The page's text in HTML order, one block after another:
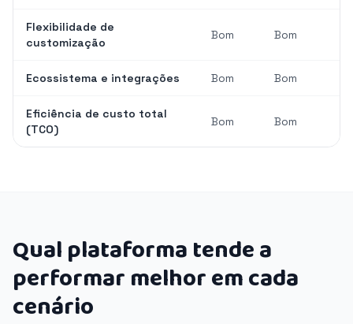
Flexibilidade de
customização
Bom Bom
Ecossistema e integrações Bom Bom
Eficiência de custo total
(TCO)
Bom Bom
Qual plataforma tende a
performar melhor em cada
cenário